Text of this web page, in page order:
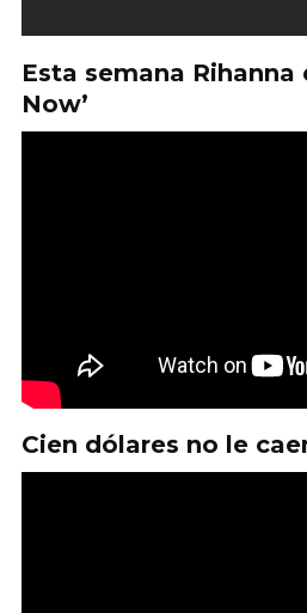
Esta semana Rihanna
Now’
Cien dólares no le